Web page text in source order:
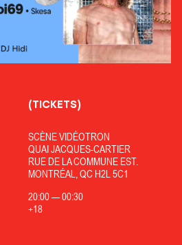
SCÈNE VIDÉOTRON
QUAI JACQUES-CARTIER
RUE DE LA COMMUNE EST.
MONTRÉAL, QC H2L 5C1
20:00—00:30
+18
(TICKETS)